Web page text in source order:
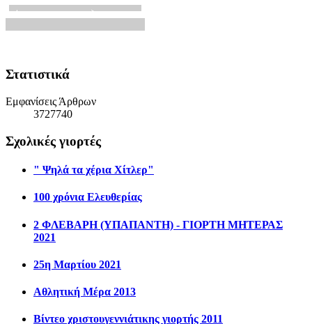
Στατιστικά
Εμφανίσεις Άρθρων
3727740
Σχολικές γιορτές
" Ψηλά τα χέρια Χίτλερ"
100 χρόνια Ελευθερίας
2 ΦΛΕΒΑΡΗ (ΥΠΑΠΑΝΤΗ) - ΓΙΟΡΤΗ ΜΗΤΕΡΑΣ
2021
25η Μαρτίου 2021
Αθλητική Μέρα 2013
Βίντεο χριστουγεννιάτικης γιορτής 2011